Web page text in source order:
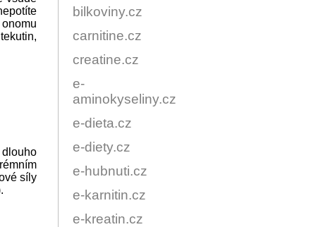
síly
bilkoviny.cz
carnitine.cz
creatine.cz
e-
aminokyseliny.cz
e-dieta.cz
e-diety.cz
e-hubnuti.cz
e-karnitin.cz
e-kreatin.cz